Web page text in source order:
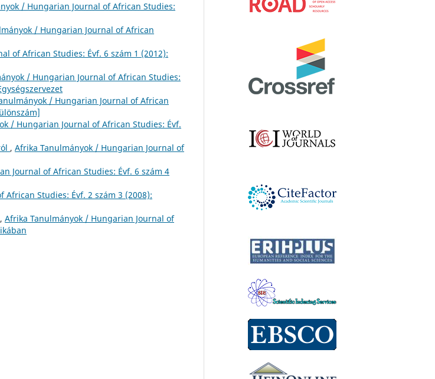
/ Hungarian Journal of African Studies:
/ Hungarian Journal of African
of African Studies: Évf. 6 szám 1 (2012):
/ Hungarian Journal of African Studies:
/ Hungarian Journal of African
/ Hungarian Journal of African Studies: Évf.
, Afrika Tanulmányok / Hungarian Journal of
Journal of African Studies: Évf. 6 szám 4
Studies: Évf. 2 szám 3 (2008):
, Afrika Tanulmányok / Hungarian Journal of